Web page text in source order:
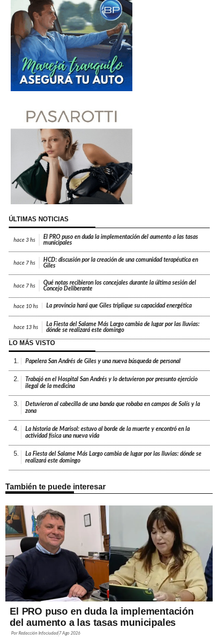
ÚLTIMAS NOTICIAS
hace 3 hs
El PRO puso en duda la implementación del aumento a las tasas
municipales
hace 7 hs
HCD: discusión por la creación de una comunidad terapéutica en
Giles
hace 7 hs
Qué notas recibieron los concejales durante la última sesión del
Concejo Deliberante
hace 10 hs La provincia hará que Giles triplique su capacidad energética
hace 13 hs
La Fiesta del Salame Más Largo cambia de lugar por las lluvias:
dónde se realizará este domingo
LO MÁS VISTO
1. Papelera San Andrés de Giles y una nueva búsqueda de personal
2.
Trabajó en el Hospital San Andrés y lo detuvieron por presunto ejercicio
ilegal de la medicina
3.
Detuvieron al cabecilla de una banda que robaba en campos de Solís y la
zona
4.
La historia de Marisol: estuvo al borde de la muerte y encontró en la
actividad física una nueva vida
5.
La Fiesta del Salame Más Largo cambia de lugar por las lluvias: dónde se
realizará este domingo
También te puede interesar
El PRO puso en duda la implementación
del aumento a las tasas municipales
PorRedacción Infociudad 7 Ago 2026